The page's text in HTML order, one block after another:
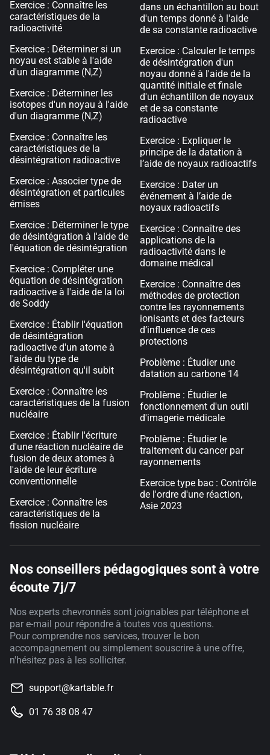
Exercice : Connaître les
caractéristiques de la
radioactivité
Exercice : Déterminer si un
noyau est stable à l'aide
d'un diagramme (N,Z)
Exercice : Déterminer les
isotopes d'un noyau à l'aide
d'un diagramme (N,Z)
Exercice : Connaître les
caractéristiques de la
désintégration radioactive
Exercice : Associer type de
désintégration et particules
émises
Exercice : Déterminer le type
de désintégration à l'aide de
l'équation de désintégration
Exercice : Compléter une
équation de désintégration
radioactive à l'aide de la loi
de Soddy
Exercice : Établir l'équation
de désintégration
radioactive d'un atome à
l'aide du type de
désintégration qu'il subit
Exercice : Connaître les
caractéristiques de la fusion
nucléaire
Exercice : Établir l'écriture
d'une réaction nucléaire de
fusion de deux atomes à
l'aide de leur écriture
conventionnelle
Exercice : Connaître les
caractéristiques de la
fission nucléaire
dans un échantillon au bout
d'un temps donné à l'aide
de sa constante radioactive
Exercice : Calculer le temps
de désintégration d'un
noyau donné à l'aide de la
quantité initiale et finale
d'un échantillon de noyaux
et de sa constante
radioactive
Exercice : Expliquer le
principe de la datation à
l’aide de noyaux radioactifs
Exercice : Dater un
événement à l’aide de
noyaux radioactifs
Exercice : Connaître des
applications de la
radioactivité dans le
domaine médical
Exercice : Connaître des
méthodes de protection
contre les rayonnements
ionisants et des facteurs
d’influence de ces
protections
Problème : Étudier une
datation au carbone 14
Problème : Étudier le
fonctionnement d'un outil
d'imagerie médicale
Problème : Étudier le
traitement du cancer par
rayonnements
Exercice type bac : Contrôle
de l'ordre d'une réaction,
Asie 2023
Nos conseillers pédagogiques sont à votre
écoute 7j/7
Nos experts chevronnés sont joignables par téléphone et
par e-mail pour répondre à toutes vos questions.
Pour comprendre nos services, trouver le bon
accompagnement ou simplement souscrire à une offre,
n'hésitez pas à les solliciter.
support@kartable.fr
01 76 38 08 47